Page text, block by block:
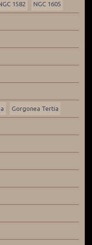
1582 NGC 1605
Gorgonea Tertia